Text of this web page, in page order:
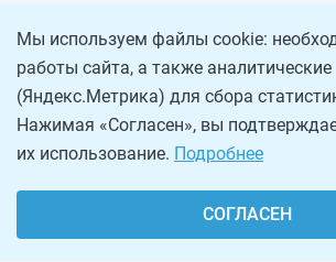
Мы используем файлы cookie:
работы сайта, а также аналитические
(Яндекс.Метрика) для сбора
Нажимая «Согласен», вы
их использование. Подробнее
СОГЛАСЕН